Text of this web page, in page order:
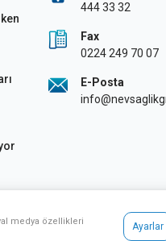
444 33 32
Fax
0224 249 70 07
E-Posta
medya özellikleri
Ayarlar